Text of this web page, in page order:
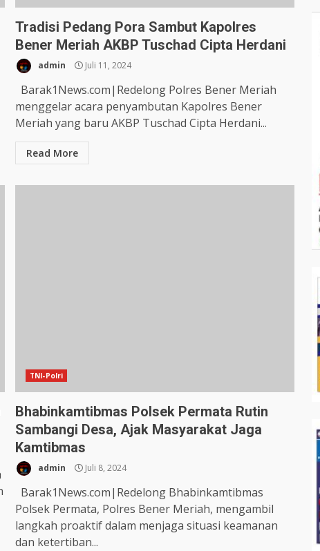
Tradisi Pedang Pora Sambut Kapolres
Bener Meriah AKBP Tuschad Cipta Herdani
admin Juli 11, 2024
Barak1News.com|Redelong Polres Bener Meriah
menggelar acara penyambutan Kapolres Bener
Meriah yang baru AKBP Tuschad Cipta Herdani...
Read More
TNI-Polri
Bhabinkamtibmas Polsek Permata Rutin
Sambangi Desa, Ajak Masyarakat Jaga
Kamtibmas
admin Juli 8, 2024
Barak1News.com|Redelong Bhabinkamtibmas
Polsek Permata, Polres Bener Meriah, mengambil
langkah proaktif dalam menjaga situasi keamanan
dan ketertiban...